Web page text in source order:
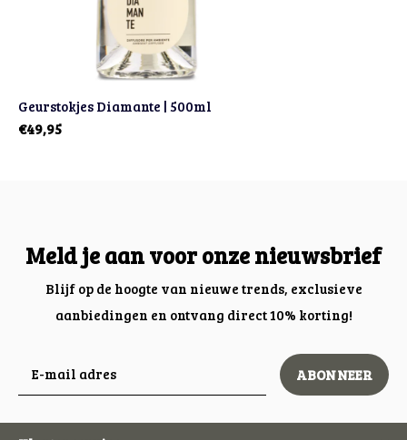
Geurstokjes Diamante | 500ml
€49,95
Meld je aan voor onze nieuwsbrief
Blijf op de hoogte van nieuwe trends, exclusieve
aanbiedingen en ontvang direct 10% korting!
ABONNEER